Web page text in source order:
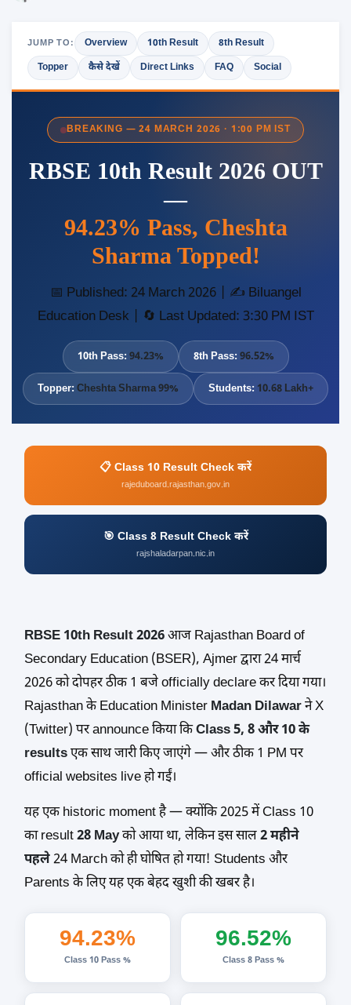
JUMP TO: Overview 10th Result
8th Result
Topper
कैसे देखें Direct Links FAQ Social
BREAKING — 24 MARCH 2026 · 1:00 PM IST
RBSE 10th Result 2026 OUT
—
94.23% Pass, Cheshta
Sharma Topped!
📅 Published: 24 March 2026 | ✍️ Biluangel
Education Desk | 🔄 Last Updated: 3:30 PM IST
10th Pass:94.23% 8th Pass: 96.52%
Topper: Cheshta Sharma 99% Students: 10.68 Lakh+
📋 Class 10 Result Check करें
rajeduboard.rajasthan.gov.in
🎯 Class 8 Result Check करें
rajshaladarpan.nic.in
RBSE 10th Result 2026आज Rajasthan Board of
Secondary Education (BSER), Ajmer द्वारा 24 मार्च
2026 को दोपहर ठीक 1 बजे officially declare कर दिया गया।
Rajasthan के Education Minister Madan Dilawarने X
(Twitter) पर announce किया किClass 5, 8 और 10 के
resultsएक साथ जारी किए जाएंगे — और ठीक 1 PM पर
official websites live हो गईं।
यह एक historic moment है — क्योंकि 2025 में Class 10
का result28 Mayको आया था, लेकिन इस साल2 महीने
पहले24 March को ही घोषित हो गया! Students और
Parents के लिए यह एक बेहद खुशी की खबर है।
94.23%
Class 10 Pass %
96.52%
Class 8 Pass %